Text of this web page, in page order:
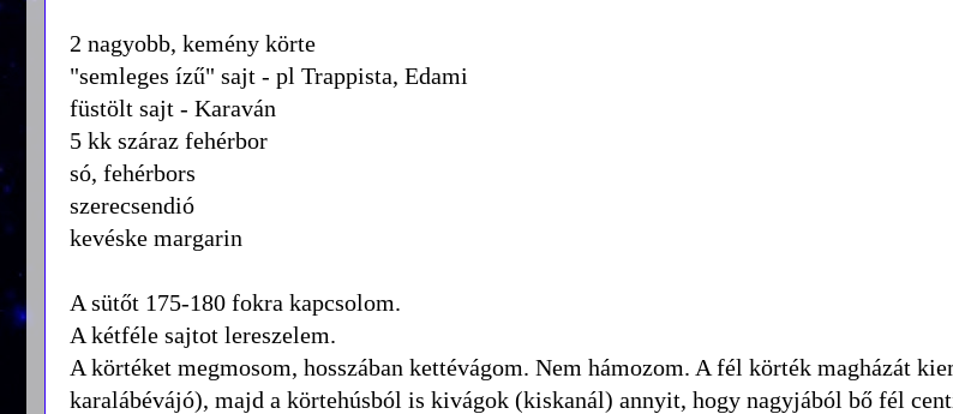
2 nagyobb, kemény körte
"semleges ízű" sajt - pl Trappista, Edami
füstölt sajt - Karaván
5 kk száraz fehérbor
só, fehérbors
szerecsendió
kevéske margarin
A sütőt 175-180 fokra kapcsolom.
A kétféle sajtot lereszelem.
A körtéket megmosom, hosszában kettévágom. Nem hámozom. A fél körték magházát
karalábévájó), majd a körtehúsból is kivágok (kiskanál) annyit, hogy nagyjából bő fél